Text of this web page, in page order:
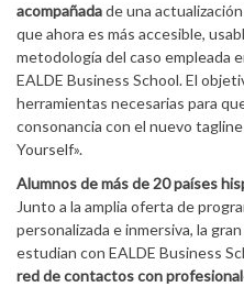
acompañadade una
que ahora es más accesible,
metodología del caso empleada
EALDE Business School. El
herramientas necesarias para
consonancia con el nuevo
Yourself».
Alumnos de más de 20 países
Junto a la amplia oferta de
personalizada e inmersiva, la
estudian con EALDE Business
red de contactos con